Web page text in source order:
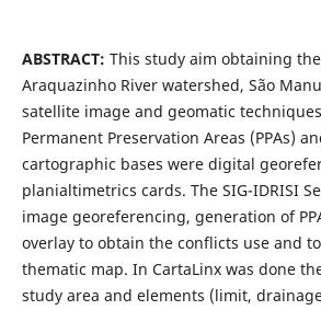
ABSTRACT: This study aim obtaining
Araquazinho River watershed, São
satellite image and geomatic
Permanent Preservation Areas (PPAs)
cartographic bases were digital
planialtimetrics cards. The SIG-IDRISI
image georeferencing, generation of
overlay to obtain the conflicts use and
thematic map. In CartaLinx was done
study area and elements (limit,